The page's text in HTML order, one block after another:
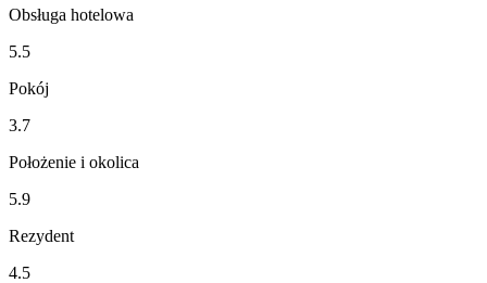
Obsługa hotelowa
5.5
Pokój
3.7
Położenie i okolica
5.9
Rezydent
4.5